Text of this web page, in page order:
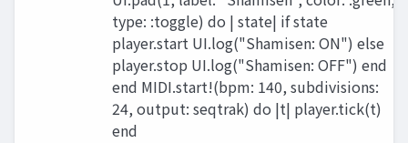
type: :toggle) do | state| if state
player.start UI.log("Shamisen: ON") else
player.stop UI.log("Shamisen: OFF") end
end MIDI.start!(bpm: 140, subdivisions:
24, output: seqtrak) do |t| player.tick(t)
end